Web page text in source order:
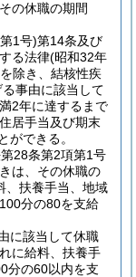
の休職の期間
1号)第14条及び
る法律(昭和32年
除き、結核性疾
事由に該当して
2年に達するまで
居手当及び期末
ができる。
28条第2項第1号
は、その休職の
、扶養手当、地域
分の80を支給
に該当して休職
に給料、扶養手
分の60以内を支